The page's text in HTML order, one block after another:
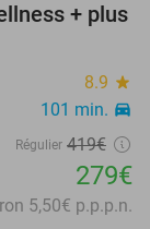
33%
+ plus
8.9 star
101 min. directions_car
Régulier 419€
279€
5,50€ p.p.p.n.